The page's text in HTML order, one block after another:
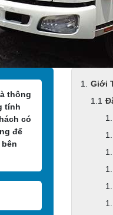
thông
tính
có
để
Giới